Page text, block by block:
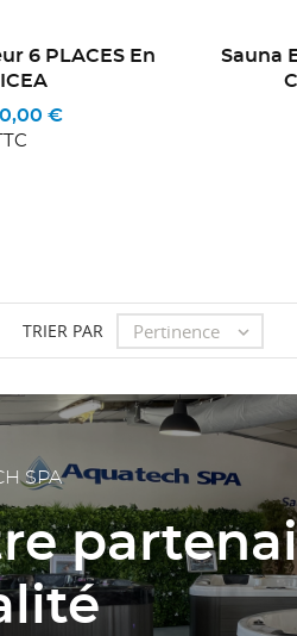
6 PLACES En
€
TTC
Sauna
TRIER PAR Pertinence 
SPA